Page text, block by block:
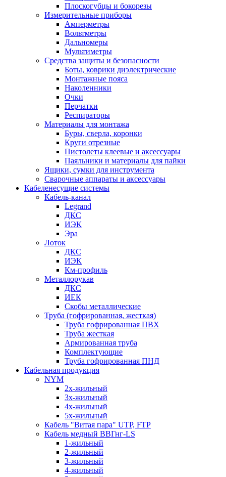
Плоскогубцы и бокорезы
Измерительные приборы
Амперметры
Вольтметры
Дальномеры
Мультиметры
Средства защиты и безопасности
Боты, коврики диэлектрические
Монтажные пояса
Наколенники
Очки
Перчатки
Респираторы
Материалы для монтажа
Буры, сверла, коронки
Круги отрезные
Пистолеты клеевые и аксессуары
Паяльники и материалы для пайки
Ящики, сумки для инструмента
Сварочные аппараты и аксессуары
Кабеленесущие системы
Кабель-канал
Legrand
ДКС
ИЭК
Эра
Лоток
ДКС
ИЭК
Км-профиль
Металлорукав
ДКС
ИЕК
Скобы металлические
Труба (гофрированная, жесткая)
Труба гофрированная ПВХ
Труба жесткая
Армированная труба
Комплектующие
Труба гофрированная ПНД
Кабельная продукция
NYM
2х-жильный
3х-жильный
4х-жильный
5х-жильный
Кабель "Витая пара" UTP, FTP
Кабель медный ВВГнг-LS
1-жильный
2-жильный
3-жильный
4-жильный